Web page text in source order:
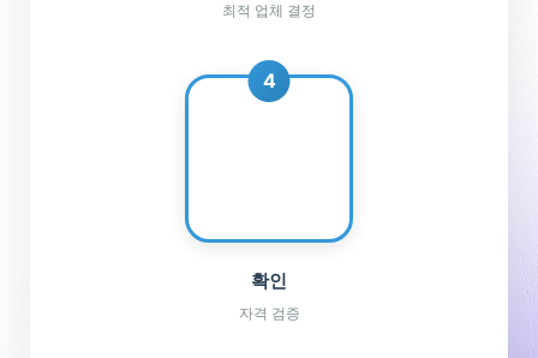
최적 업체 결정
4
확인
자격 검증